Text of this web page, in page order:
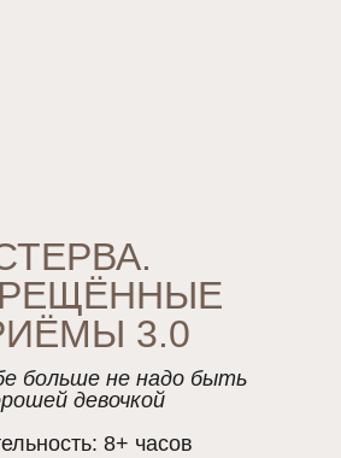
больше не надо быть
девочкой
8+ часов
3.0